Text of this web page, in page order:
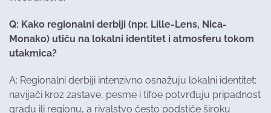
Q: Kako regionalni derbiji (npr. Lille-Lens, Nica-
Monako) utiču na lokalni identitet i atmosferu tokom
utakmica?
A: Regionalni derbiji intenzivno osnažuju lokalni identitet:
navijači kroz zastave, pesme i tifoe potvrđuju pripadnost
gradu ili regionu, a rivalstvo često podstiče široku